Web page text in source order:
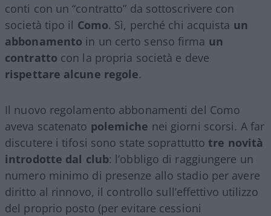
conti con un “contratto” da sottoscrivere con
società tipo il Como. Sì, perché chi acquista un
abbonamento in un certo senso firma un
contratto con la propria società e deve
rispettare alcune regole.
Il nuovo regolamento abbonamenti del Como
aveva scatenato polemiche nei giorni scorsi. A far
discutere i tifosi sono state soprattutto tre novità
introdotte dal club: l’obbligo di raggiungere un
numero minimo di presenze allo stadio per avere
diritto al rinnovo, il controllo sull’effettivo utilizzo
del proprio posto (per evitare cessioni